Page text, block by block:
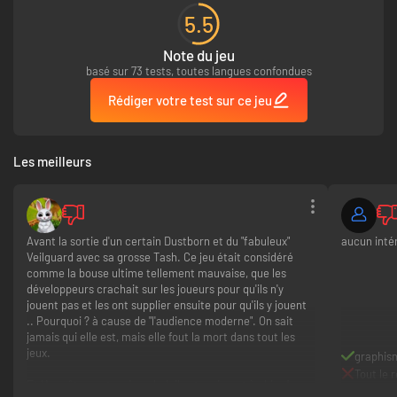
● Sillonnez les rues et le ciel : traversez les environnements urbains et
désertiques à toute vitesse aux commandes d’un large éventail de
voitures, motos, avions, hélicoptères, VTOL, hoverbikes, hoverboards et
karts, à moins que vous ne préfériez enfiler votre combinaison ailée.
● Personnalisez comme jamais : créez le boss de vos rêves grâce aux
fonctions de personnalisation de personnage les plus complètes de la
saga, puis apportez les touches finales avec les options incroyables
proposées pour les armes et les véhicules.
jeu a à offrir ou rejoignez-le à tout moment sans jamais devoir sortir de
l’action et sans contrainte de réseau. Coopérez efficacement ou jouez
5.5
Note du jeu
basé sur 73 tests, toutes langues confondues
Rédiger votre test sur ce jeu
Les meilleurs
Avant la sortie d'un certain Dustborn et du "fabuleux"
Veilguard avec sa grosse Tash. Ce jeu était considéré
comme la bouse ultime tellement mauvaise, que les
développeurs crachait sur les joueurs pour qu'ils n'y
jouent pas et les ont supplier ensuite pour qu'ils y jouent
.. Pourquoi ? à cause de "l'audience moderne". On sait
jamais qui elle est, mais elle fout la mort dans tout les
jeux.
aucun